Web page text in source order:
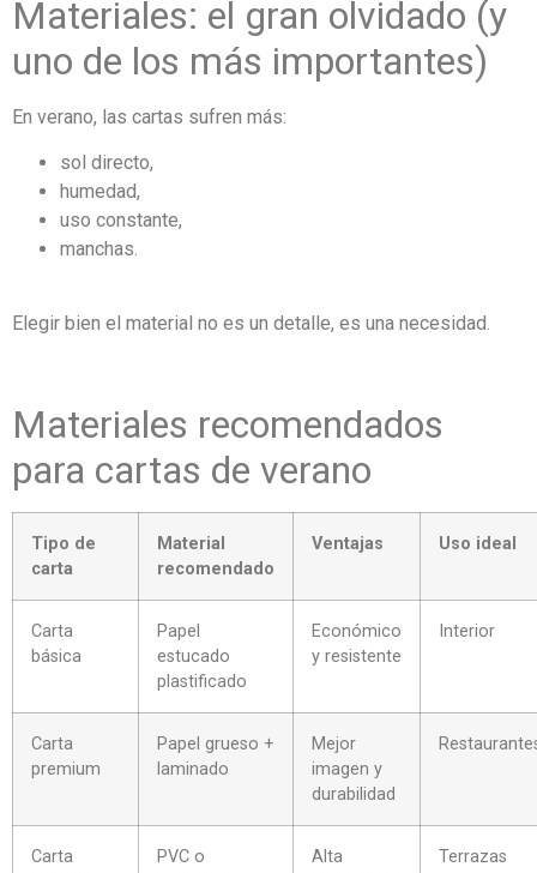
Materiales: el gran olvidado (y
uno de los más importantes)
En verano, las cartas sufren más:
sol directo,
humedad,
uso constante,
manchas.
Elegir bien el material no es un detalle, es una necesidad.
Materiales recomendados
para cartas de verano
Tipo de
carta
Material
recomendado
Ventajas Uso ideal
Carta
básica
Papel
estucado
plastificado
Económico
y resistente
Interior
Carta
premium
Papel grueso +
laminado
Mejor
imagen y
durabilidad
Carta
PVC o
Alta
Terrazas